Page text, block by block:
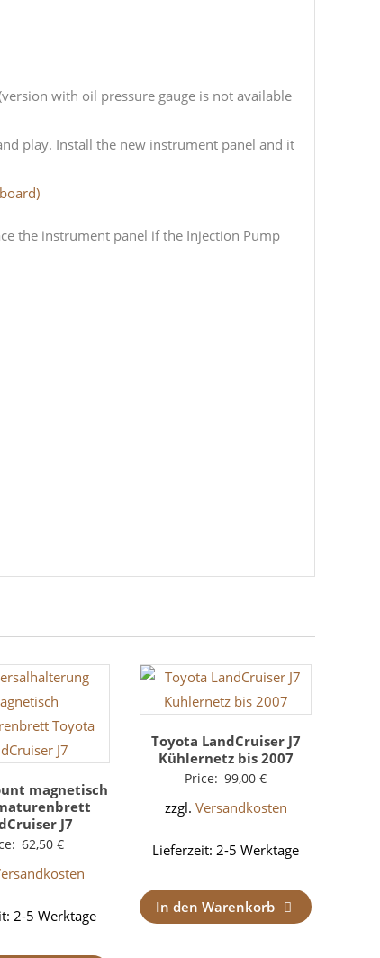
with oil pressure gauge is not available
play. Install the new instrument panel and it
the instrument panel if the Injection Pump
magnetisch
J7
62,50€
2-5 Werktage
Toyota LandCruiser J7
Kühlernetz bis 2007
Price: 99,00€
zzgl. Versandkosten
Lieferzeit:2-5 Werktage
In den Warenkorb